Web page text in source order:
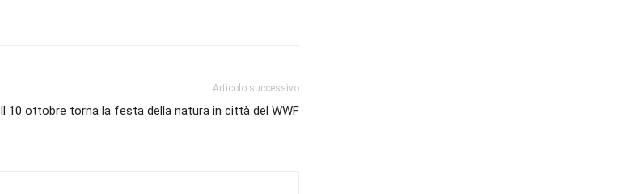
Articolo successivo
Il 10 ottobre torna la festa della natura in città del WWF